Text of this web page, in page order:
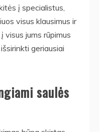
į specialistus,
visus klausimus ir
visus jums rūpimus
geriausiai
saulės